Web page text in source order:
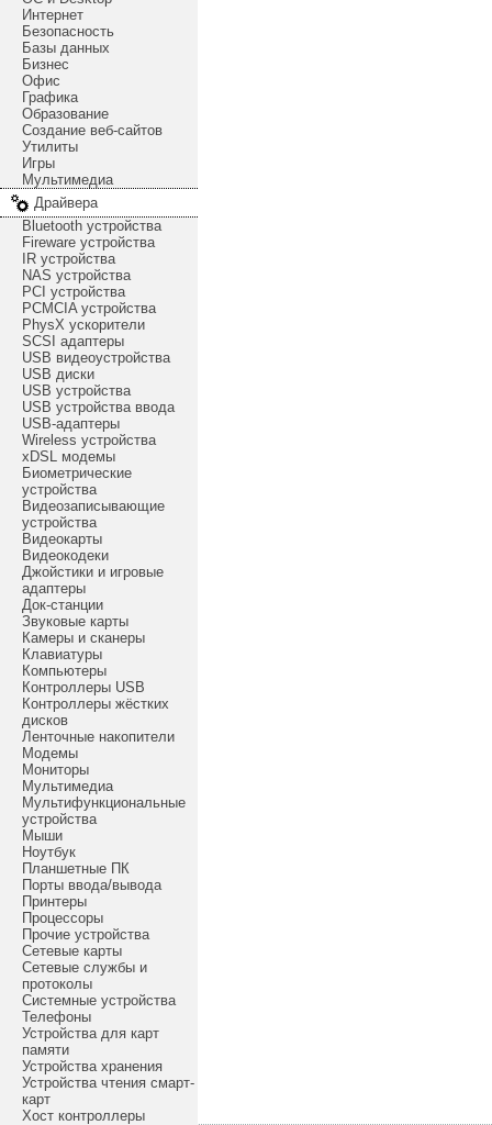
Интернет
Безопасность
Базы данных
Бизнес
Офис
Графика
Образование
Создание веб-сайтов
Утилиты
Игры
Мультимедиа
Драйвера
Bluetooth устройства
Fireware устройства
IR устройства
NAS устройства
PCI устройства
PCMCIA устройства
PhysX ускорители
SCSI адаптеры
USB видеоустройства
USB диски
USB устройства
USB устройства ввода
USB-адаптеры
Wireless устройства
xDSL модемы
Биометрические
устройства
Видеозаписывающие
устройства
Видеокарты
Видеокодеки
Джойстики и игровые
адаптеры
Док-станции
Звуковые карты
Камеры и сканеры
Клавиатуры
Компьютеры
Контроллеры USB
Контроллеры жёстких
дисков
Ленточные накопители
Модемы
Мониторы
Мультимедиа
Мультифункциональные
устройства
Мыши
Ноутбук
Планшетные ПК
Порты ввода/вывода
Принтеры
Процессоры
Прочие устройства
Сетевые карты
Сетевые службы и
протоколы
Системные устройства
Телефоны
Устройства для карт
памяти
Устройства хранения
Устройства чтения смарт-
карт
Хост контроллеры